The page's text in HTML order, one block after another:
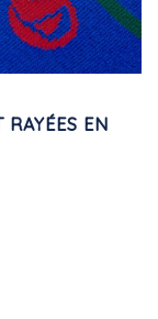
RAYÉES EN